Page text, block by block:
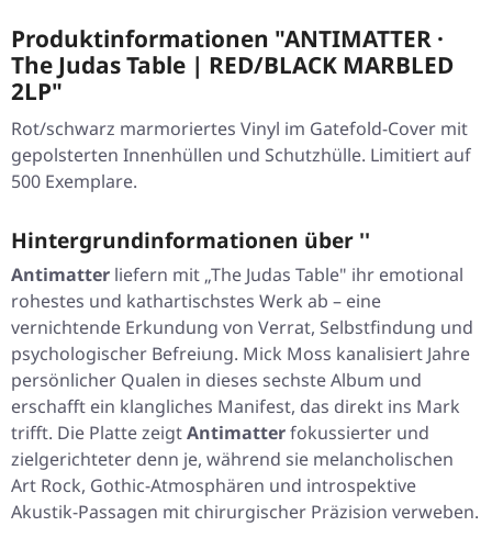
Produktinformationen "ANTIMATTER ·
The Judas Table | RED/BLACK MARBLED
2LP"
Rot/schwarz marmoriertes Vinyl im Gatefold-Cover mit
gepolsterten Innenhüllen und Schutzhülle. Limitiert auf
500 Exemplare.
Hintergrundinformationen über ''
Antimatter liefern mit „The Judas Table" ihr emotional
rohestes und kathartischstes Werk ab – eine
vernichtende Erkundung von Verrat, Selbstfindung und
psychologischer Befreiung. Mick Moss kanalisiert Jahre
persönlicher Qualen in dieses sechste Album und
erschafft ein klangliches Manifest, das direkt ins Mark
trifft. Die Platte zeigtAntimatterfokussierter und
zielgerichteter denn je, während sie melancholischen
Art Rock, Gothic-Atmosphären und introspektive
Akustik-Passagen mit chirurgischer Präzision verweben.